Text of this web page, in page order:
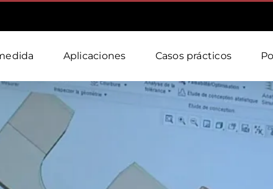
Aplicaciones Casos prácticos